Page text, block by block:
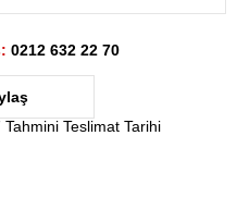
0212 632 22 70
Tahmini Teslimat Tarihi